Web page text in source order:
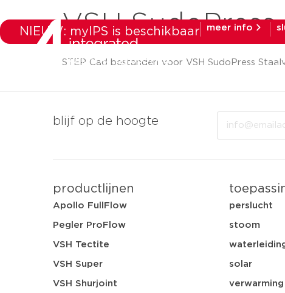
NIEUW: myIPS is beschikbaar meer info
producten
VSH
STEP Cad bestanden voor VSH SudoPress
blijf op de hoogte
productlijnen
Apollo FullFlow
Pegler ProFlow
VSH Tectite
VSH Super
VSH Shurjoint
perslucht
stoom
solar